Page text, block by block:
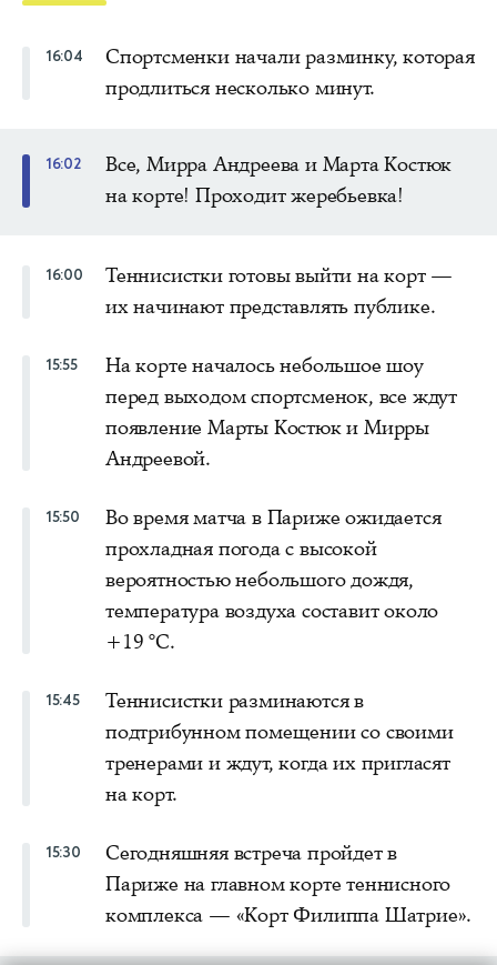
16:04
Спортсменки начали разминку, которая
продлиться несколько минут.
16:02
Все, Мирра Андреева и Марта Костюк
на корте! Проходит жеребьевка!
16:00
Теннисистки готовы выйти на корт —
их начинают представлять публике.
15:55
На корте началось небольшое шоу
перед выходом спортсменок, все ждут
появление Марты Костюк и Мирры
Андреевой.
15:50
Во время матча в Париже ожидается
прохладная погода с высокой
вероятностью небольшого дождя,
температура воздуха составит около
+19 °C.
15:45
Теннисистки разминаются в
подтрибунном помещении со своими
тренерами и ждут, когда их пригласят
на корт.
15:30
Сегодняшняя встреча пройдет в
Париже на главном корте теннисного
комплекса — «Корт Филиппа Шатрие».